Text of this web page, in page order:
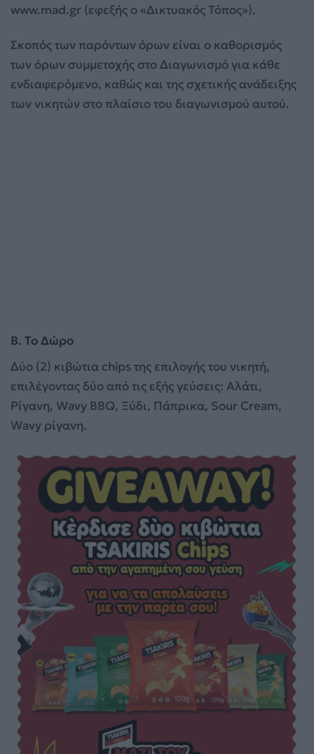
www.mad.gr (εφεξής ο «Δικτυακός Τόπος»).
Σκοπός των παρόντων όρων είναι ο καθορισμός
των όρων συμμετοχής στο Διαγωνισμό για κάθε
ενδιαφερόμενο, καθώς και της σχετικής ανάδειξης
των νικητών στο πλαίσιο του διαγωνισμού αυτού.
Β. Το Δώρο
Δύο (2) κιβώτια chips της επιλογής του νικητή,
επιλέγοντας δύο από τις εξής γεύσεις: Αλάτι,
Ρίγανη, Wavy ΒΒQ, Ξύδι, Πάπρικα, Sour Cream,
Wavy ρίγανη.